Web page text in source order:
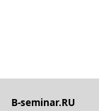
B-seminar.RU